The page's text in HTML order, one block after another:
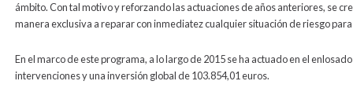
ámbito. Con tal motivo y reforzando las actuaciones de años anteriores, se
manera exclusiva a reparar con inmediatez cualquier situación de riesgo
En el marco de este programa, a lo largo de 2015 se ha actuado en el
intervenciones y una inversión global de 103.854,01 euros.